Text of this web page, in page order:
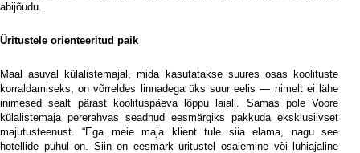
abijõudu.
Üritustele orienteeritud paik
Maal asuval külalistemajal, mida kasutatakse suures osas koolituste
korraldamiseks, on võrreldes linnadega üks suur eelis — nimelt ei lähe
inimesed sealt pärast koolituspäeva lõppu laiali. Samas pole Voore
külalistemaja pererahvas seadnud eesmärgiks pakkuda eksklusiivset
majutusteenust. “Ega meie maja klient tule siia elama, nagu see
hotellide puhul on. Siin on eesmärk üritustel osalemine või lühiajaline